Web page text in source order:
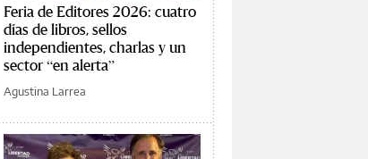
Feria de Editores 2026: cuatro
días de libros, sellos
independientes, charlas y un
sector “en alerta”
Agustina Larrea